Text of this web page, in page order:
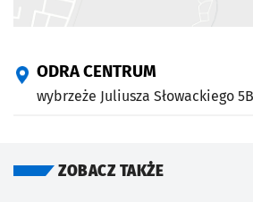
ODRA CENTRUM
wybrzeże Juliusza Słowackiego
ZOBACZ TAKŻE